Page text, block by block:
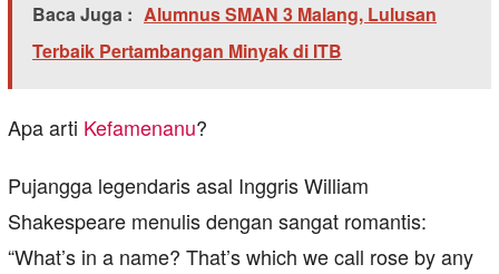
Baca Juga : Alumnus SMAN 3 Malang, Lulusan
Terbaik Pertambangan Minyak di ITB
Apa arti Kefamenanu?
Pujangga legendaris asal Inggris William
Shakespeare menulis dengan sangat romantis:
“What’s in a name? That’s which we call rose by any